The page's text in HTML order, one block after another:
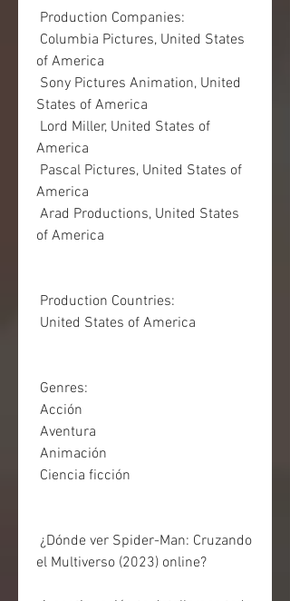
Production Companies:
of America
States of America
America
America
of America
Production Countries:
United States of America
Genres:
Acción
Aventura
Animación
Ciencia ficción
el Multiverso (2023) online?